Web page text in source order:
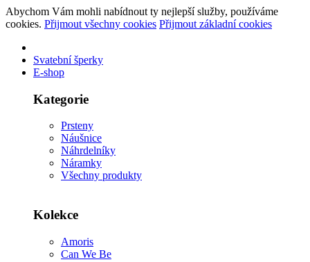
Abychom Vám mohli nabídnout ty nejlepší služby, používáme
cookies. Přijmout všechny cookies Přijmout základní cookies
Svatební šperky
E-shop
Kategorie
Prsteny
Náušnice
Náhrdelníky
Náramky
Všechny produkty
Kolekce
Amoris
Can We Be